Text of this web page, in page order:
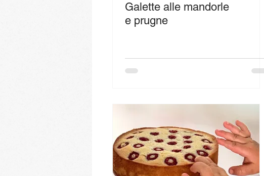
Galette alle mandorle
e prugne